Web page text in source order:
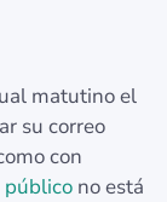
matutino el
su correo
con
no está